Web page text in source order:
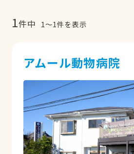
1件中 1〜1件を表示
アムール動物病院